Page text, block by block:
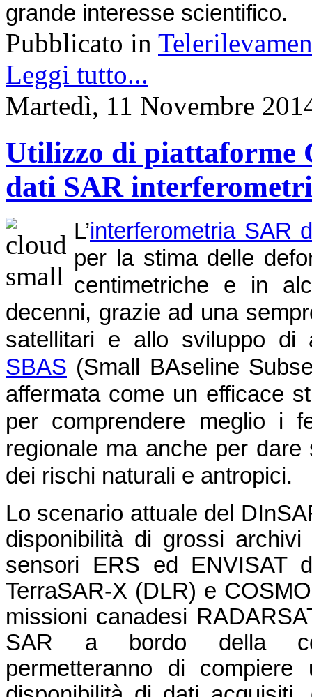
grande interesse scientifico.
Pubblicato in
Leggi tutto...
Martedì, 11 Novembre
Utilizzo di piattaforme
dati SAR
L’interferometria SAR
per la stima delle
centimetriche e in
decenni, grazie ad una
satellitari e allo sviluppo
SBAS (Small BAseline
affermata come un efficace
per comprendere meglio i
regionale ma anche per
dei rischi naturali e antropici.
Lo scenario attuale del
disponibilità di grossi
sensori ERS ed ENVISAT
TerraSAR-X (DLR) e
missioni canadesi
SAR a bordo della
permetteranno di